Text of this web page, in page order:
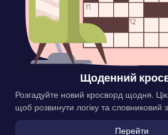
Щоденний
Розгадуйте новий кросворд щодня.
щоб розвинути логіку та словниковий
Перейти